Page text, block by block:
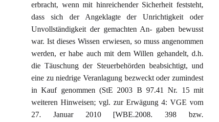
erbracht, wenn mit hinreichender Sicherheit feststeht,
dass sich der Angeklagte der Unrichtigkeit oder
Unvollständigkeit der gemachten An- gaben bewusst
war. Ist dieses Wissen erwiesen, so muss angenommen
werden, er habe auch mit dem Willen gehandelt, d.h.
die Täuschung der Steuerbehörden beabsichtigt, und
eine zu niedrige Veranlagung bezweckt oder zumindest
in Kauf genommen (StE 2003 B 97.41 Nr. 15 mit
weiteren Hinweisen; vgl. zur Erwägung 4: VGE vom
27. Januar 2010 [WBE.2008. 398 bzw.